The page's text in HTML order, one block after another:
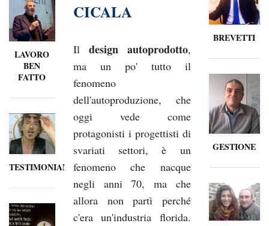
LAVORO
BEN
FATTO
TESTIMONIANZE
CICALA
Il design autoprodotto,
ma un po' tutto il
fenomeno
dell'autoproduzione, che
oggi vede come
protagonisti i progettisti di
svariati settori, è un
fenomeno che nacque
negli anni 70, ma che
allora non partì perché
c'era un'industria florida.
BREVETTI
GESTIONE